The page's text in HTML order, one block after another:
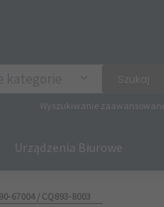
Wyszukiwanie zaawansowane
Urządzenia Biurowe
67004 / CQ893-8003